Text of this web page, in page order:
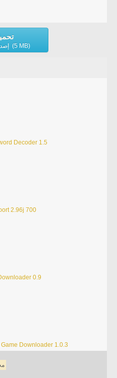
إصدار مجاني (5 MB)
Decoder 1.5
2.96j 700
0.9
Downloader 1.0.3